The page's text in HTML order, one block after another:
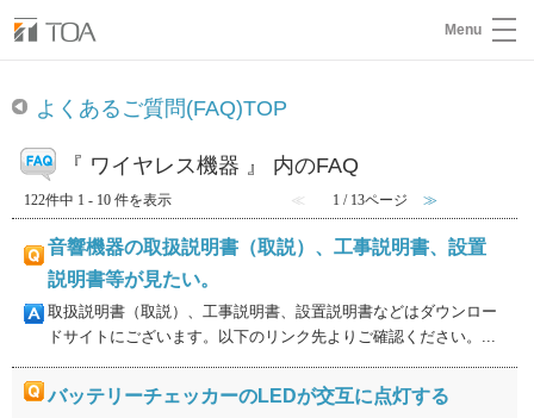
Menu
よくあるご質問(FAQ)TOP
『 ワイヤレス機器 』 内のFAQ
122件中 1 - 10 件を表示 ≪ 1 / 13ページ ≫
音響機器の取扱説明書（取説）、工事説明書、設置
説明書等が見たい。
取扱説明書（取説）、工事説明書、設置説明書などはダウンロー
ドサイトにございます。以下のリンク先よりご確認ください。...
バッテリーチェッカーのLEDが交互に点灯する